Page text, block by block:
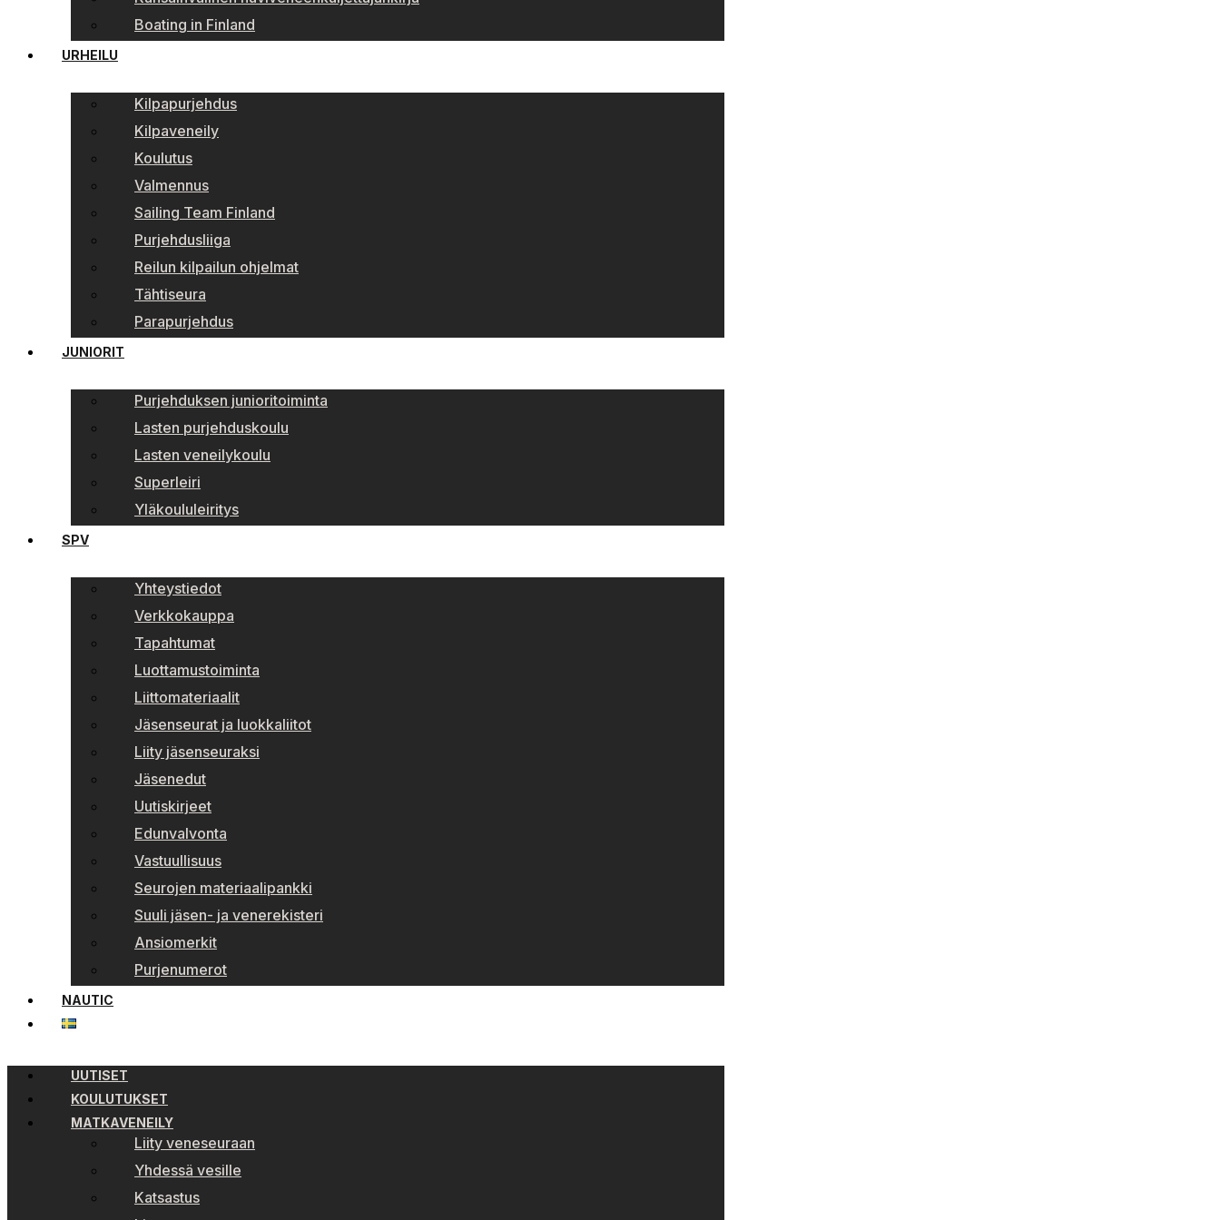
Boating in Finland
URHEILU
Kilpapurjehdus
Kilpaveneily
Koulutus
Valmennus
Sailing Team Finland
Purjehdusliiga
Reilun kilpailun ohjelmat
Tähtiseura
Parapurjehdus
JUNIORIT
Purjehduksen junioritoiminta
Lasten purjehduskoulu
Lasten veneilykoulu
Superleiri
Yläkoululeiritys
SPV
Yhteystiedot
Verkkokauppa
Tapahtumat
Luottamustoiminta
Liittomateriaalit
Jäsenseurat ja luokkaliitot
Liity jäsenseuraksi
Jäsenedut
Uutiskirjeet
Edunvalvonta
Vastuullisuus
Seurojen materiaalipankki
Suuli jäsen- ja venerekisteri
Ansiomerkit
Purjenumerot
NAUTIC
UUTISET
KOULUTUKSET
MATKAVENEILY
Liity veneseuraan
Yhdessä vesille
Katsastus